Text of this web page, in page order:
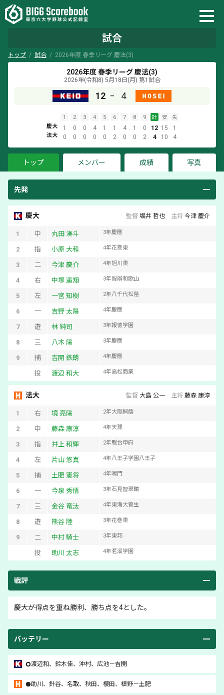
試合
トップ 試合 2026年度 春季リーグ 慶法(3)
2026年度 春季リーグ 慶法(3)
2026年(令和8) 5月18日(月) 第1試合
12 − 4
1 2 3 4 5 6 7 8 9 計 安 失
慶大 1 0 0 4 1 1 4 1 0 12 15 1
法大 0 0 0 0 0 2 0 0 2 4 10 4
トップ メンバー 成績 写真
先発
慶大 監督 堀井 哲也 主将 今津 慶介
1 中 丸田 湊斗 3年慶應
2 指 小原 大和 4年花巻東
3 二 今津 慶介 4年旭川東
4 右 中塚 遥翔 3年智辯和歌山
5 左 一宮 知樹 2年八千代松陰
6 一 吉野 太陽 4年慶應
7 遊 林 純司 3年報徳学園
8 三 八木 陽 3年慶應
9 捕 吉開 鉄朗 4年慶應
投 渡辺 和大 4年高松商業
法大 監督 大島 公一 主将 藤森 康淳
1 右 境 亮陽 2年大阪桐蔭
2 中 藤森 康淳 4年天理
3 指 井上 和輝 2年駿台甲府
4 左 片山 悠真 4年八王子学園八王子
5 捕 土肥 憲将 4年鳴門
6 一 今泉 秀悟 3年石見智翠館
7 三 金谷 竜汰 4年東海大菅生
8 遊 熊谷 陸 3年花巻東
9 二 中村 騎士 3年東邦
投 助川 太志 4年茗溪学園
戦評
慶大が得点を重ね勝利、勝ち点を4とした。
バッテリー
渡辺和 、 鈴木佳、沖村、広池－吉開
助川 、針谷、名取、秋田 、櫻田 、槙野－土肥